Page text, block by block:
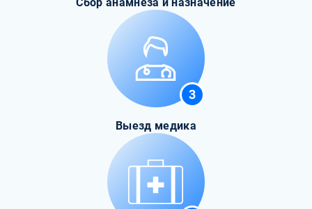
3
Выезд медика